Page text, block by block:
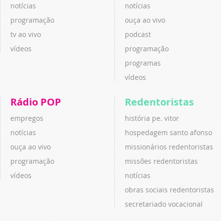
notícias
programação
tv ao vivo
vídeos
notícias
ouça ao vivo
podcast
programação
programas
vídeos
Rádio POP
empregos
notícias
ouça ao vivo
programação
vídeos
Redentoristas
história pe. vitor
hospedagem santo afonso
missionários redentoristas
missões redentoristas
notícias
obras sociais redentoristas
secretariado vocacional